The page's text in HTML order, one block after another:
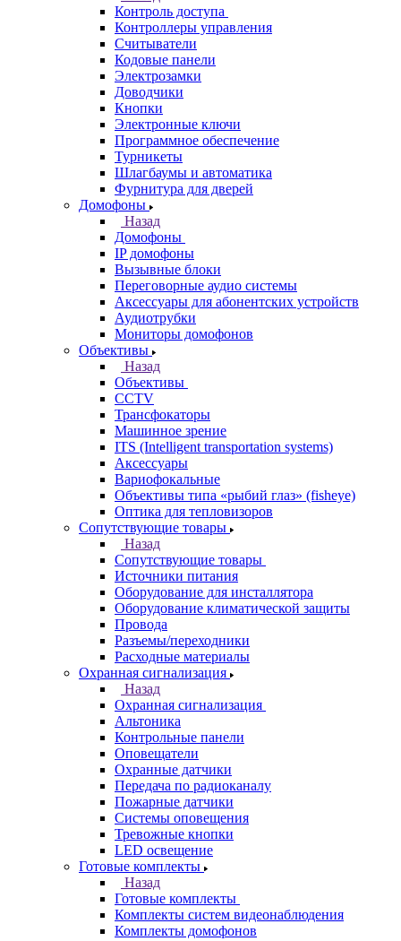
Контроль доступа
Контроллеры управления
Считыватели
Кодовые панели
Электрозамки
Доводчики
Кнопки
Электронные ключи
Программное обеспечение
Турникеты
Шлагбаумы и автоматика
Фурнитура для дверей
Домофоны
Назад
Домофоны
IP домофоны
Вызывные блоки
Переговорные аудио системы
Аксессуары для абонентских устройств
Аудиотрубки
Мониторы домофонов
Объективы
Назад
Объективы
CCTV
Трансфокаторы
Машинное зрение
ITS (Intelligent transportation systems)
Аксессуары
Вариофокальные
Объективы типа «рыбий глаз» (fisheye)
Оптика для тепловизоров
Сопутствующие товары
Назад
Сопутствующие товары
Источники питания
Оборудование для инсталлятора
Оборудование климатической защиты
Провода
Разъемы/переходники
Расходные материалы
Охранная сигнализация
Назад
Охранная сигнализация
Альтоника
Контрольные панели
Оповещатели
Охранные датчики
Передача по радиоканалу
Пожарные датчики
Системы оповещения
Тревожные кнопки
LED освещение
Готовые комплекты
Назад
Готовые комплекты
Комплекты систем видеонаблюдения
Комплекты домофонов